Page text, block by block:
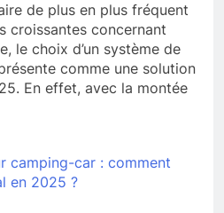
de plus en plus fréquent
croissantes concernant
le choix d’un système de
comme une solution
En effet, avec la montée
camping-car : comment
en 2025 ?